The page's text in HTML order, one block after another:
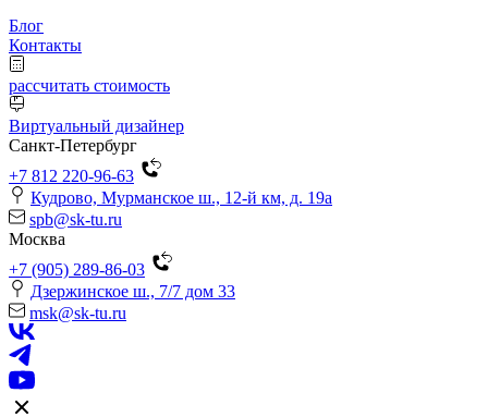
Блог
Контакты
рассчитать стоимость
Виртуальный дизайнер
Санкт-Петербург
+7 812 220-96-63
Кудрово, Мурманское ш., 12-й км, д. 19a
spb@sk-tu.ru
Москва
+7 (905) 289-86-03
Дзержинское ш., 7/7 дом 33
msk@sk-tu.ru